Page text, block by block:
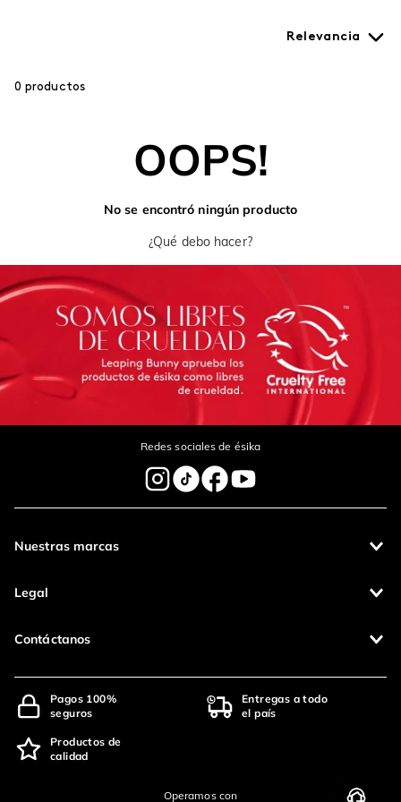
Relevancia
0 productos
OOPS!
No se encontró ningún producto
¿Qué debo hacer?
Redes sociales de ésika
Nuestras marcas
Legal
Contáctanos
Pagos 100%
seguros
Entregas a todo
el país
Productos de
calidad
Operamos con